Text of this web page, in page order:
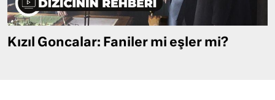
Kızıl Goncalar: Faniler mi eşler mi?